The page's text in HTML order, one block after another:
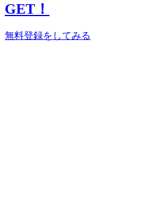
GET！
無料登録をしてみる